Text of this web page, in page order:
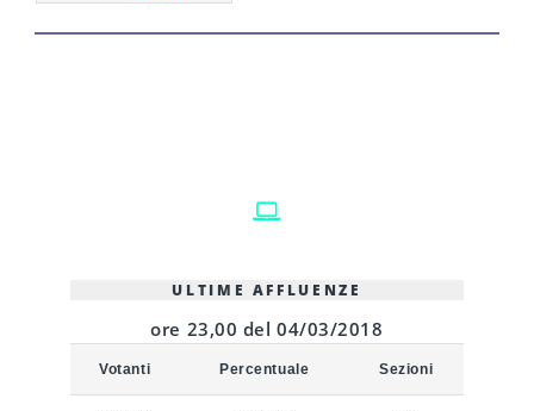
ULTIME AFFLUENZE
ore 23,00 del 04/03/2018
Votanti Percentuale Sezioni